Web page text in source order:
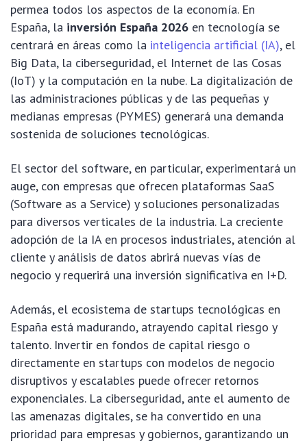
permea todos los aspectos de la economía. En
España, la inversión España 2026 en tecnología se
centrará en áreas como la inteligencia artificial (IA), el
Big Data, la ciberseguridad, el Internet de las Cosas
(IoT) y la computación en la nube. La digitalización de
las administraciones públicas y de las pequeñas y
medianas empresas (PYMES) generará una demanda
sostenida de soluciones tecnológicas.
El sector del software, en particular, experimentará un
auge, con empresas que ofrecen plataformas SaaS
(Software as a Service) y soluciones personalizadas
para diversos verticales de la industria. La creciente
adopción de la IA en procesos industriales, atención al
cliente y análisis de datos abrirá nuevas vías de
negocio y requerirá una inversión significativa en I+D.
Además, el ecosistema de startups tecnológicas en
España está madurando, atrayendo capital riesgo y
talento. Invertir en fondos de capital riesgo o
directamente en startups con modelos de negocio
disruptivos y escalables puede ofrecer retornos
exponenciales. La ciberseguridad, ante el aumento de
las amenazas digitales, se ha convertido en una
prioridad para empresas y gobiernos, garantizando un